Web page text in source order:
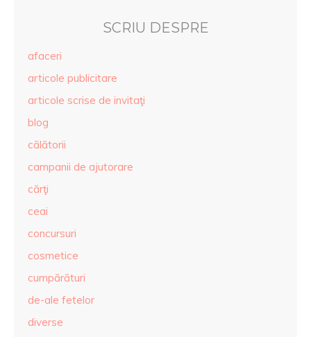
SCRIU DESPRE
afaceri
articole publicitare
articole scrise de invitaţi
blog
călătorii
campanii de ajutorare
cărţi
ceai
concursuri
cosmetice
cumpărături
de-ale fetelor
diverse